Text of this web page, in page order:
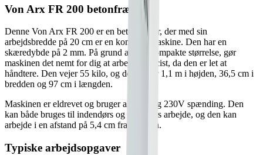
Von Arx FR 200 betonfræser
Denne Von Arx FR 200 er en betonfræser, der med sin
arbejdsbredde på 20 cm er en kompakt maskine. Den har en
skæredybde på 2 mm. På grund af den kompakte størrelse, gør
maskinen det nemt for dig at arbejde præcist, da den er let at
håndtere. Den vejer 55 kilo, og den måler 1,1 m i højden, 36,5 cm i
bredden og 97 cm i længden.
Maskinen er eldrevet og bruger almindelig 230V spænding. Den
kan både bruges til indendørs og udendørs arbejde, og den kan
arbejde i en afstand på 5,4 cm fra væggen.
Typiske arbejdsopgaver